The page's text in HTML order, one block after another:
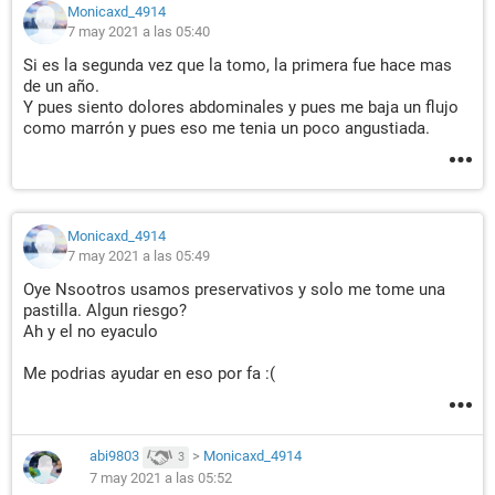
Monicaxd_4914
7 may 2021 a las 05:40
Si es la segunda vez que la tomo, la primera fue hace mas
de un año.
Y pues siento dolores abdominales y pues me baja un flujo
como marrón y pues eso me tenia un poco angustiada.
Monicaxd_4914
7 may 2021 a las 05:49
Oye Nsootros usamos preservativos y solo me tome una
pastilla. Algun riesgo?
Ah y el no eyaculo
Me podrias ayudar en eso por fa :(
abi9803 3 > Monicaxd_4914
7 may 2021 a las 05:52